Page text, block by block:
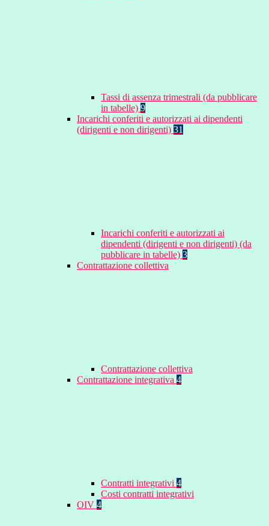
Tassi di assenza trimestrali (da pubblicare
in tabelle) 9
Incarichi conferiti e autorizzati ai dipendenti
(dirigenti e non dirigenti) 31
Incarichi conferiti e autorizzati ai
dipendenti (dirigenti e non dirigenti) (da
pubblicare in tabelle) 3
Contrattazione collettiva
Contrattazione collettiva
Contrattazione integrativa 4
Contratti integrativi 4
Costi contratti integrativi
OIV 4